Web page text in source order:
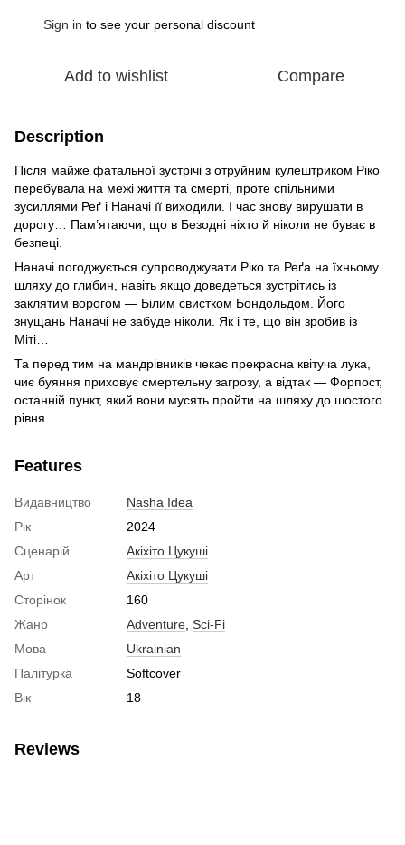
Sign in to see your personal discount
Add to wishlist Compare
Description
Після майже фатальної зустрічі з отруйним кулештриком Ріко
перебувала на межі життя та смерті, проте спільними
зусиллями Реґ і Наначі її виходили. І час знову вирушати в
дорогу… Пам’ятаючи, що в Безодні ніхто й ніколи не буває в
безпеці.
Наначі погоджується супроводжувати Ріко та Реґа на їхньому
шляху до глибин, навіть якщо доведеться зустрітись із
заклятим ворогом — Білим свистком Бондольдом. Його
знущань Наначі не забуде ніколи. Як і те, що він зробив із
Міті…
Та перед тим на мандрівників чекає прекрасна квітуча лука,
чиє буяння приховує смертельну загрозу, а відтак — Форпост,
останній пункт, який вони мусять пройти на шляху до шостого
рівня.
Features
Видавництво
Nasha Idea
Рік
2024
Сценарій
Акіхіто Цукуші
Арт
Акіхіто Цукуші
Сторінок
160
Жанр
Adventure Sci-Fi
Мова
Ukrainian
Палітурка
Softcover
Вік
18
Reviews